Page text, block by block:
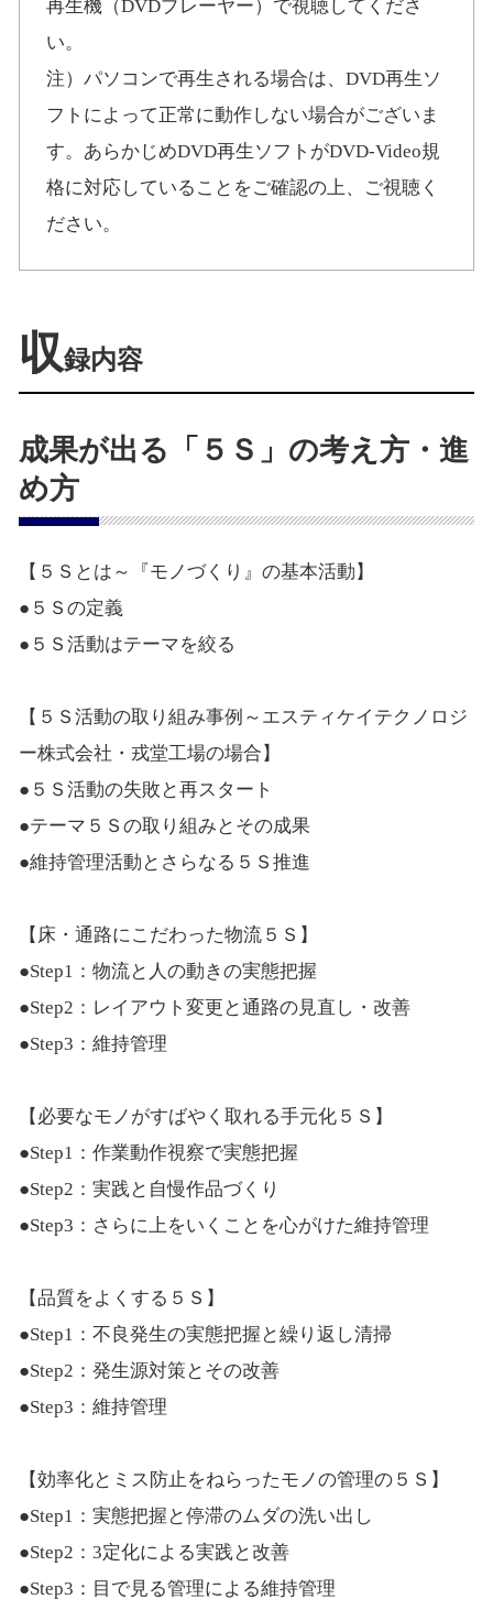
再生機（DVDプレーヤー）で視聴してくださ
い。
注）パソコンで再生される場合は、DVD再生ソ
フトによって正常に動作しない場合がございま
す。あらかじめDVD再生ソフトがDVD-Video規
格に対応していることをご確認の上、ご視聴く
ださい。
収録内容
成果が出る「５Ｓ」の考え方・進
め方
【５Ｓとは～『モノづくり』の基本活動】
●５Ｓの定義
●５Ｓ活動はテーマを絞る
【５Ｓ活動の取り組み事例～エスティケイテクノロジ
ー株式会社・戎堂工場の場合】
●５Ｓ活動の失敗と再スタート
●テーマ５Ｓの取り組みとその成果
●維持管理活動とさらなる５Ｓ推進
【床・通路にこだわった物流５Ｓ】
●Step1：物流と人の動きの実態把握
●Step2：レイアウト変更と通路の見直し・改善
●Step3：維持管理
【必要なモノがすばやく取れる手元化５Ｓ】
●Step1：作業動作視察で実態把握
●Step2：実践と自慢作品づくり
●Step3：さらに上をいくことを心がけた維持管理
【品質をよくする５Ｓ】
●Step1：不良発生の実態把握と繰り返し清掃
●Step2：発生源対策とその改善
●Step3：維持管理
【効率化とミス防止をねらったモノの管理の５Ｓ】
●Step1：実態把握と停滞のムダの洗い出し
●Step2：3定化による実践と改善
●Step3：目で見る管理による維持管理